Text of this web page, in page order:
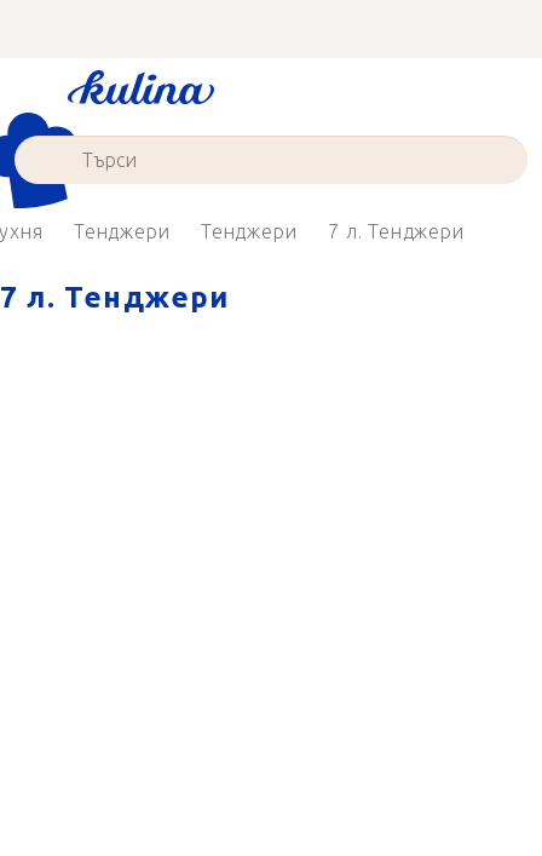
съдържанието
Тенджери Тенджери 7 л. Тенджери
7 л. Тенджери